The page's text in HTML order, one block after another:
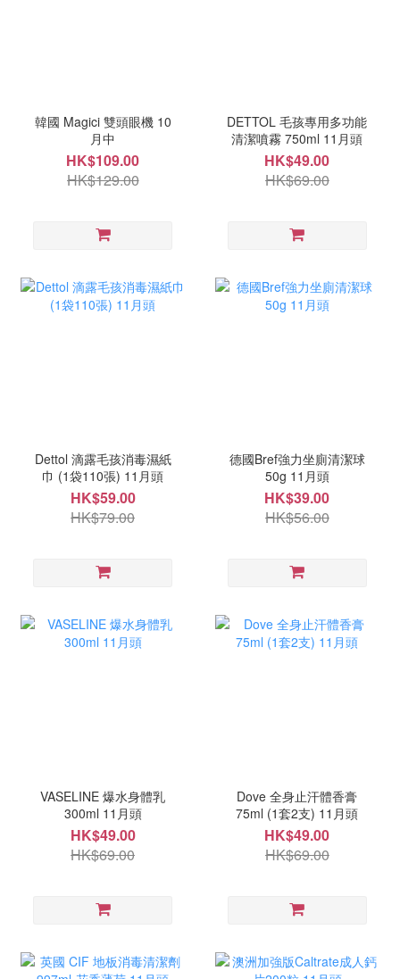
韓國 Magici 雙頭眼機 10
月中
HK$109.00
HK$129.00
DETTOL 毛孩專用多功能
清潔噴霧 750ml 11月頭
HK$49.00
HK$69.00
Dettol 滴露毛孩消毒濕紙
巾 (1袋110張) 11月頭
HK$59.00
HK$79.00
德國Bref強力坐廁清潔球
50g 11月頭
HK$39.00
HK$56.00
VASELINE 爆水身體乳
300ml 11月頭
HK$49.00
HK$69.00
Dove 全身止汗體香膏
75ml (1套2支) 11月頭
HK$49.00
HK$69.00